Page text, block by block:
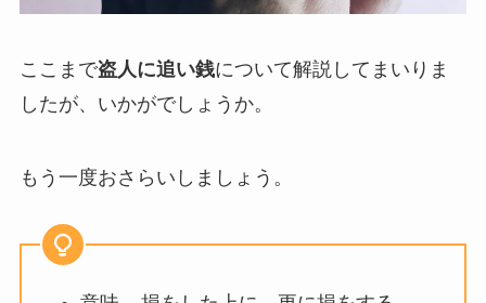
ここまで盗人に追い銭について解説してまいりま
したが、いかがでしょうか。
もう一度おさらいしましょう。